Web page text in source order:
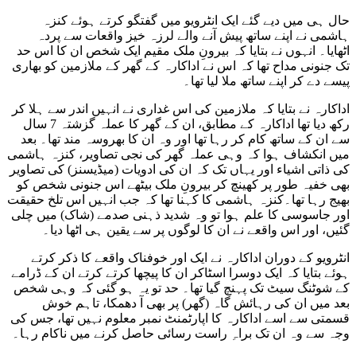
حال ہی میں دیے گئے ایک انٹرویو میں گفتگو کرتے ہوئے کنزہ
ہاشمی نے اپنے ساتھ پیش آنے والے لرزہ خیز واقعات سے پردہ
اٹھایا۔ انہوں نے بتایا کہ بیرونِ ملک مقیم ایک شخص ان کا اس حد
تک جنونی مداح تھا کہ اس نے اداکارہ کے گھر کے ملازمین کو بھاری
پیسے دے کر اپنے ساتھ ملا لیا تھا۔
اداکارہ نے بتایا کہ ملازمین کی اس غداری نے انہیں اندر سے ہلا کر
رکھ دیا تھا اداکارہ کے مطابق، ان کے گھر کا عملہ گزشتہ 7 سال
سے ان کے ساتھ کام کر رہا تھا اور وہ ان کا بھروسہ مند تھا۔ بعد
میں انکشاف ہوا کہ وہی عملہ گھر کی نجی تصاویر، کنزہ ہاشمی
کی ذاتی اشیاء اور یہاں تک کہ ان کی ادویات (میڈیسنز) کی تصاویر
بھی خفیہ طور پر کھینچ کر بیرونِ ملک بیٹھے اس جنونی شخص کو
بھیج رہا تھا۔کنزہ ہاشمی کا کہنا تھا کہ جب انہیں اس تلخ حقیقت
اور جاسوسی کا علم ہوا تو وہ شدید ذہنی صدمے (شاک) میں چلی
گئیں، اور اس واقعے نے ان کا لوگوں پر سے یقین ہی اٹھا دیا۔
انٹرویو کے دوران اداکارہ نے ایک اور خوفناک واقعے کا ذکر کرتے
ہوئے بتایا کہ ایک دوسرا اسٹاکر ان کا پیچھا کرتے کرتے ان کے ڈرامے
کے شوٹنگ سیٹ تک پہنچ گیا تھا۔ حد تو یہ ہو گئی کہ وہی شخص
بعد میں ان کی رہائش گاہ (گھر) پر بھی آ دھمکا، تاہم خوش
قسمتی سے اسے اداکارہ کا اپارٹمنٹ نمبر معلوم نہیں تھا، جس کی
وجہ سے وہ ان تک براہِ راست رسائی حاصل کرنے میں ناکام رہا۔